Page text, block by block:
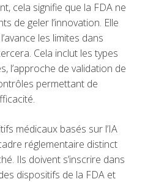
cela signifie que la FDA ne
de geler l’innovation. Elle
les limites dans
Cela inclut les types
l’approche de validation de
permettant de
médicaux basés sur l’IA
réglementaire distinct
Ils doivent s’inscrire dans
dispositifs de la FDA et